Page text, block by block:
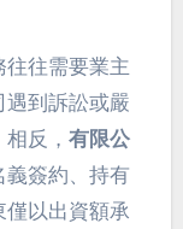
往往需要業主
到訴訟或嚴
反， 有限公
義簽約、持有
僅以出資額承